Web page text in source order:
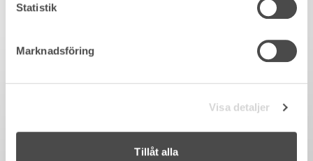
Statistik
Marknadsföring
Visa detaljer
Tillåt alla